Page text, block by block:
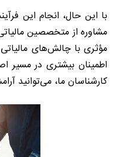
با این حال، انجام این
مشاوره از متخصصین
مؤثری با چالش‌های
اطمینان بیشتری در مسیر
کارشناسان ما، می‌توانید